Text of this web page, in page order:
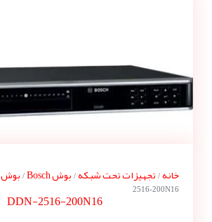
خانه/ تجهیزات تحت شبکه/ بوش Bosch / بوش Storage
2516-200N16
DDN-2516-200N16